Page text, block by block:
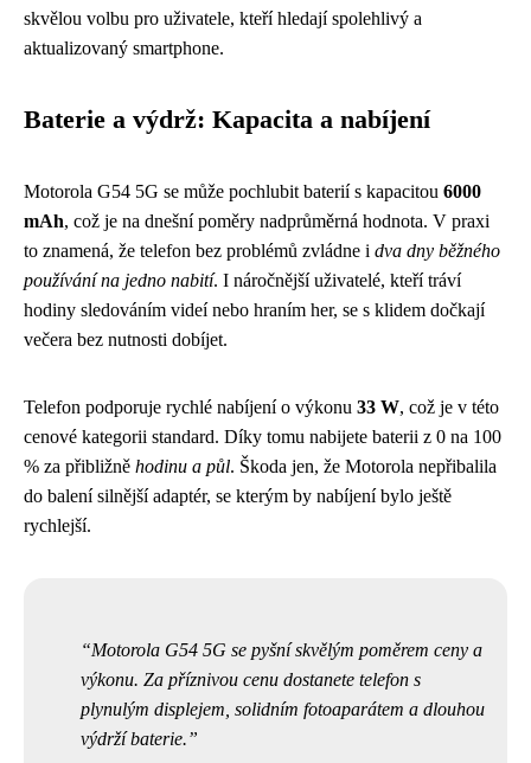
skvělou volbu pro uživatele, kteří hledají spolehlivý a
aktualizovaný smartphone.
Baterie a výdrž: Kapacita a nabíjení
Motorola G54 5G se může pochlubit baterií s kapacitou 6000
mAh, což je na dnešní poměry nadprůměrná hodnota. V praxi
to znamená, že telefon bez problémů zvládne i dva dny běžného
používání na jedno nabití. I náročnější uživatelé, kteří tráví
hodiny sledováním videí nebo hraním her, se s klidem dočkají
večera bez nutnosti dobíjet.
Telefon podporuje rychlé nabíjení o výkonu 33 W, což je v této
cenové kategorii standard. Díky tomu nabijete baterii z 0 na 100
% za přibližně hodinu a půl. Škoda jen, že Motorola nepřibalila
do balení silnější adaptér, se kterým by nabíjení bylo ještě
rychlejší.
Motorola G54 5G se pyšní skvělým poměrem ceny a
výkonu. Za příznivou cenu dostanete telefon s
plynulým displejem, solidním fotoaparátem a dlouhou
výdrží baterie.